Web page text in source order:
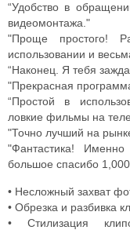
“Удобство в
видеомонтажа."
"Проще простого!
использовании и
“Наконец. Я тебя
"Прекрасная
“Простой в
ловкие фильмы на
"Точно лучший на
"Фантастика!
большое спасибо
• Несложный захват
• Обрезка и разбивка
• Стилизация